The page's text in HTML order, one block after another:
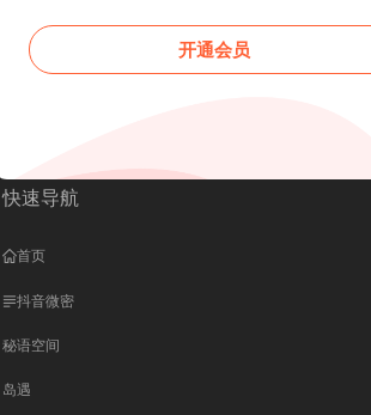
快速导航
首页
抖音微密
秘语空间
岛遇
开通会员